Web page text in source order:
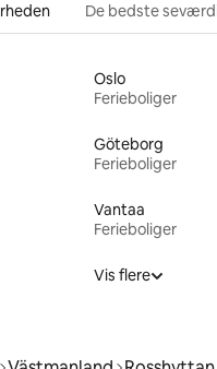
De bedste
Oslo
Ferieboliger
Göteborg
Ferieboliger
Vantaa
Ferieboliger
Vis flere